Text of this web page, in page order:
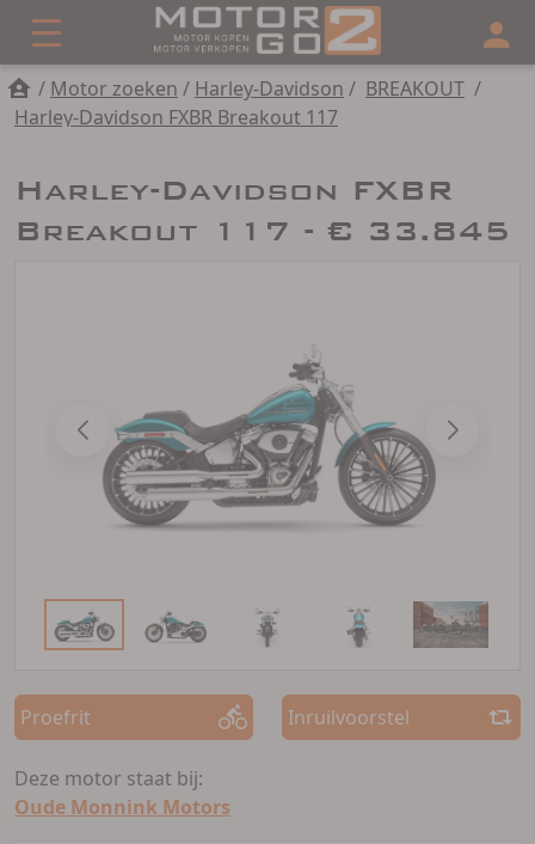
/ Motor zoeken / Harley-Davidson / BREAKOUT /
Harley-Davidson FXBR Breakout 117
Harley-Davidson FXBR
Breakout 117 - € 33.845
Proefrit Inruilvoorstel
Deze motor staat bij:
Oude Monnink Motors